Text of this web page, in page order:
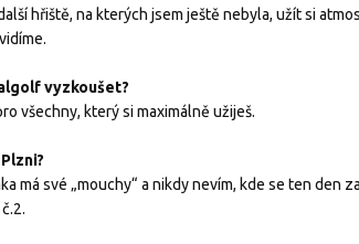
hřiště, na kterých jsem ještě nebyla, užít si
vyzkoušet?
všechny, který si maximálně užiješ.
má své „mouchy“ a nikdy nevím, kde se ten den